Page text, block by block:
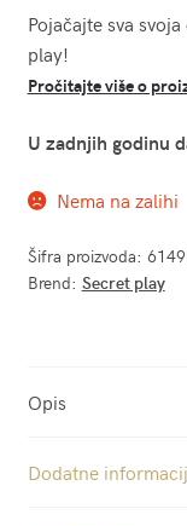
Pojačajte sva
play!
Pročitajte više o
U zadnjih godinu
Nema na zalihi
Šifra proizvoda:
Brend: Secret play
Opis
Dodatne